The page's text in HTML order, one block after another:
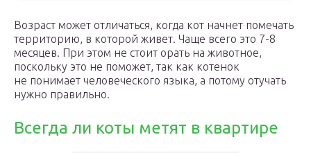
Возраст может отличаться, когда кот начнет помечать
территорию, в которой живет. Чаще всего это 7-8
месяцев. При этом не стоит орать на животное,
поскольку это не поможет, так как котенок
не понимает человеческого языка, а потому отучать
нужно правильно.
Всегда ли коты метят в квартире